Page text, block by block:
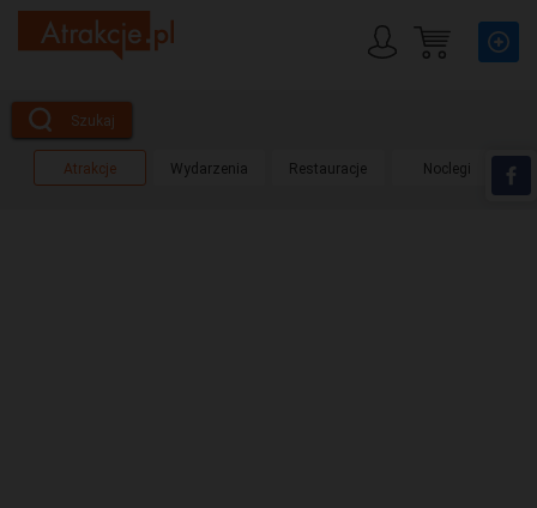
Szukaj
Atrakcje Wydarzenia Restauracje Noclegi